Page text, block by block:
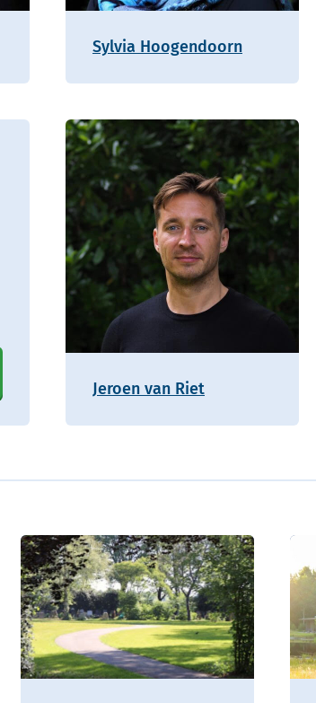
Sylvia Hoogendoorn
Jeroen van Riet